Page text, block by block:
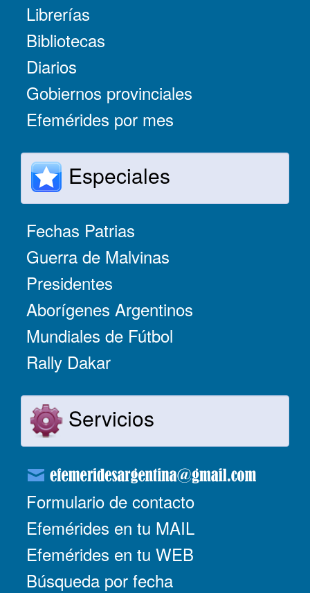
Librerías
Bibliotecas
Diarios
Gobiernos provinciales
Efemérides por mes
Especiales
Fechas Patrias
Guerra de Malvinas
Presidentes
Aborígenes Argentinos
Mundiales de Fútbol
Rally Dakar
Servicios
Formulario de contacto
Efemérides en tu MAIL
Efemérides en tu WEB
Búsqueda por fecha